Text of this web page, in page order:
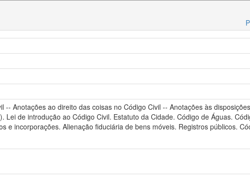
-- Anotações ao direito das coisas no Código Civil -- Anotações às
de introdução ao Código Civil. Estatuto da Cidade. Código de Águas.
e incorporações. Alienação fiduciária de bens móveis. Registros públicos.